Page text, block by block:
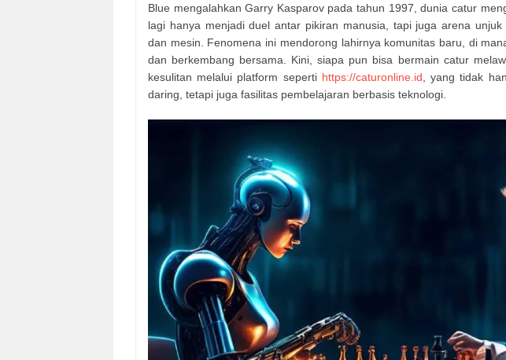
Blue mengalahkan Garry Kasparov pada tahun 1997, dunia catur
lagi hanya menjadi duel antar pikiran manusia, tapi juga arena
dan mesin. Fenomena ini mendorong lahirnya komunitas baru, di
dan berkembang bersama. Kini, siapa pun bisa bermain catur
kesulitan melalui platform seperti https://caturonline.id , yang tidak
daring, tetapi juga fasilitas pembelajaran berbasis teknologi.